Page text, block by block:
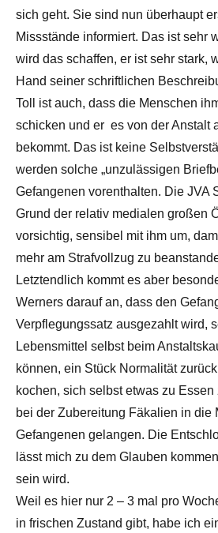
sich geht. Sie sind nun überhaupt
Missstände informiert. Das ist sehr
wird das schaffen, er ist sehr stark,
Hand seiner schriftlichen
Toll ist auch, dass die Menschen
schicken und er es von der Anstalt
bekommt. Das ist keine
werden solche „unzulässigen
Gefangenen vorenthalten. Die JVA
Grund der relativ medialen großen
vorsichtig, sensibel mit ihm um,
mehr am Strafvollzug zu
Letztendlich kommt es aber
Werners darauf an, dass den
Verpflegungssatz ausgezahlt wird,
Lebensmittel selbst beim
können, ein Stück Normalität
kochen, sich selbst etwas zu
bei der Zubereitung Fäkalien in die
Gefangenen gelangen. Die
lässt mich zu dem Glauben
sein wird.
Weil es hier nur 2 – 3 mal pro
in frischen Zustand gibt, habe ich